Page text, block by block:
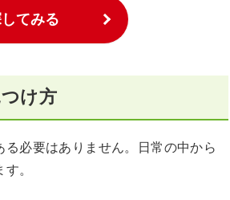
てみる
け方
必要はありません。日常の中から
。